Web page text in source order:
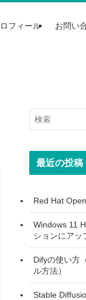
フィール お問い
最近の投稿
Red Hat
Windows 11
ションにアッ
Difyの使い方
ル方法）
Stable